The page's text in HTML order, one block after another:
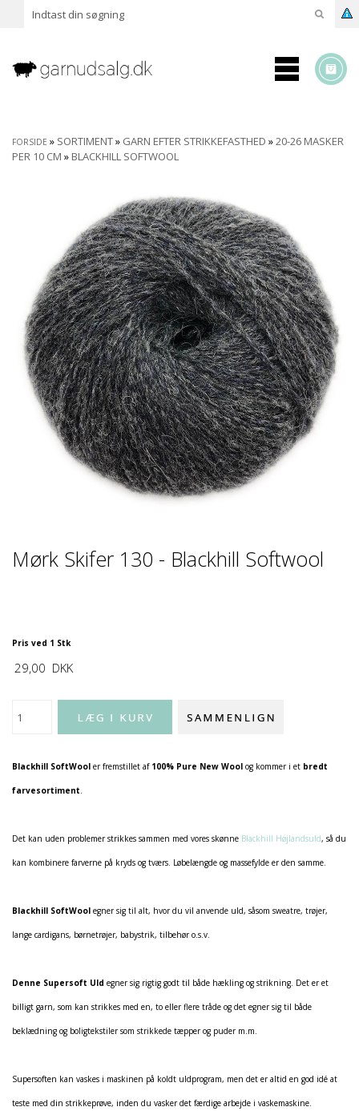
FORSIDE » SORTIMENT» GARN EFTER STRIKKEFASTHED »20-26 MASKER
PER 10 CM » BLACKHILL SOFTWOOL
Mørk Skifer 130 - Blackhill Softwool
Pris ved 1 Stk
29,00 DKK
Blackhill SoftWool er fremstillet af 100% Pure New Wool og kommer i et bredt
farvesortiment.
Det kan uden problemer strikkes sammen med vores skønne Blackhill Højlandsuld, så du
kan kombinere farverne på kryds og tværs. Løbelængde og massefylde er den samme.
Blackhill SoftWool egner sig til alt, hvor du vil anvende uld, såsom sweatre, trøjer,
lange cardigans, børnetrøjer, babystrik, tilbehør o.s.v.
Denne Supersoft Uld egner sig rigtig godt til både hækling og strikning. Det er et
billigt garn, som kan strikkes med en, to eller flere tråde og det egner sig til både
beklædning og boligtekstiler som strikkede tæpper og puder m.m.
Supersoften kan vaskes i maskinen på koldt uldprogram, men det er altid en god idé at
teste med din strikkeprøve, inden du vasker det færdige arbejde i vaskemaskine.